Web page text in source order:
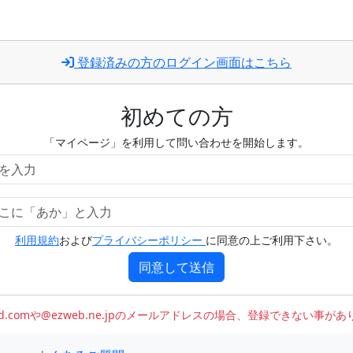
登録済みの方のログイン画面はこちら
初めての方
「マイページ」を利用して問い合わせを開始します。
利用規約およびプライバシーポリシー に同意の上ご利用下さい。
同意して送信
や@ezweb.ne.jpのメールアドレスの場合、登録できない事があ